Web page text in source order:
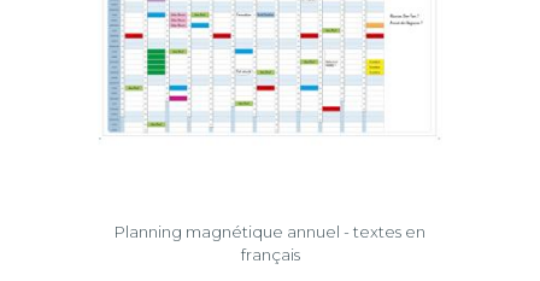
Planning magnétique annuel - textes en
français